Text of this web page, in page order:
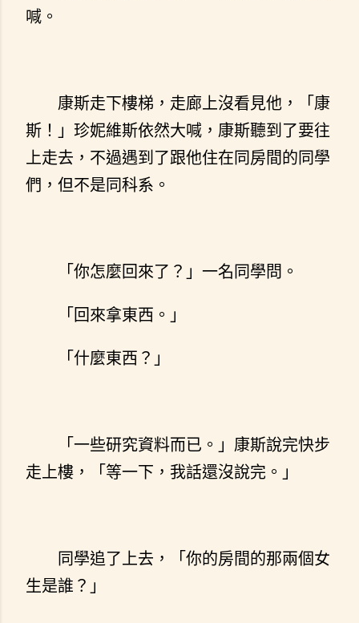
喊。
康斯走下樓梯，走廊上沒看見他，「康
斯！」珍妮維斯依然大喊，康斯聽到了要往
上走去，不過遇到了跟他住在同房間的同學
們，但不是同科系。
「你怎麼回來了？」一名同學問。
「回來拿東西。」
「什麼東西？」
「一些研究資料而已。」康斯說完快步
走上樓，「等一下，我話還沒說完。」
同學追了上去，「你的房間的那兩個女
生是誰？」